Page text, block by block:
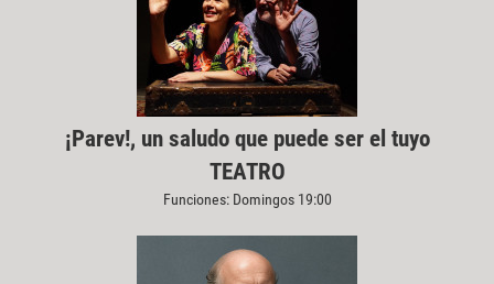
¡Parev!, un saludo que puede ser el tuyo
TEATRO
Funciones: Domingos 19:00